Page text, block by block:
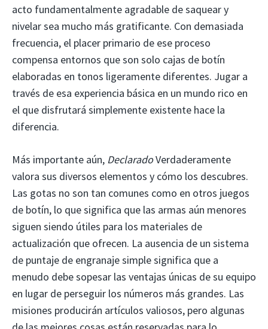
acto fundamentalmente agradable de saquear y
nivelar sea mucho más gratificante. Con demasiada
frecuencia, el placer primario de ese proceso
compensa entornos que son solo cajas de botín
elaboradas en tonos ligeramente diferentes. Jugar a
través de esa experiencia básica en un mundo rico en
el que disfrutará simplemente existente hace la
diferencia.
Más importante aún, DeclaradoVerdaderamente
valora sus diversos elementos y cómo los descubres.
Las gotas no son tan comunes como en otros juegos
de botín, lo que significa que las armas aún menores
siguen siendo útiles para los materiales de
actualización que ofrecen. La ausencia de un sistema
de puntaje de engranaje simple significa que a
menudo debe sopesar las ventajas únicas de su equipo
en lugar de perseguir los números más grandes. Las
misiones producirán artículos valiosos, pero algunas